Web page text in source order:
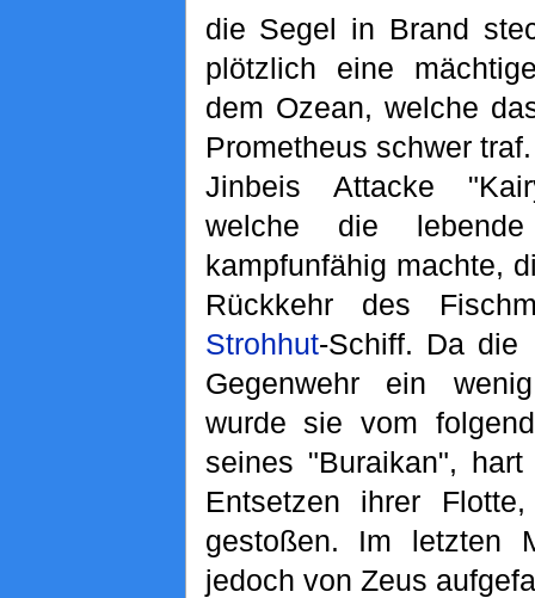
die Segel in Brand
plötzlich eine
dem Ozean, welche
Prometheus schwer
Jinbeis Attacke
welche die
kampfunfähig machte,
Rückkehr des
Strohhut-Schiff. Da die
Gegenwehr ein
wurde sie vom
seines "Buraikan",
Entsetzen ihrer
gestoßen. Im letzten
jedoch von Zeus